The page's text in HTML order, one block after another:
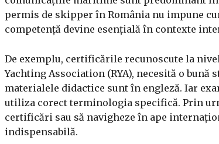
permis de skipper în România nu impune
competență devine esențială în contexte
De exemplu, certificările recunoscute la
Yachting Association (RYA), necesită o bună
materialele didactice sunt în engleză. Iar
utiliza corect terminologia specifică. Prin
certificări sau să navigheze în ape
indispensabilă.